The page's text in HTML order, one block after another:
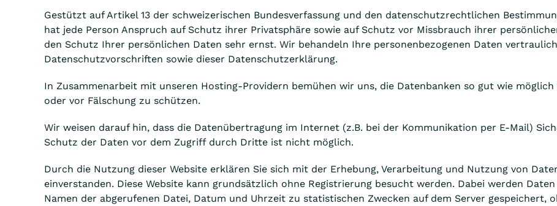
Gestützt auf Artikel 13 der schweizerischen Bundesverfassung und den datenschutzrechtlichen
hat jede Person Anspruch auf Schutz ihrer Privatsphäre sowie auf Schutz vor Missbrauch ihrer
den Schutz Ihrer persönlichen Daten sehr ernst. Wir behandeln Ihre personenbezogenen Daten
Datenschutzvorschriften sowie dieser Datenschutzerklärung.
In Zusammenarbeit mit unseren Hosting-Providern bemühen wir uns, die Datenbanken so gut wie
oder vor Fälschung zu schützen.
Wir weisen darauf hin, dass die Datenübertragung im Internet (z.B. bei der Kommunikation per E-Mail)
Schutz der Daten vor dem Zugriff durch Dritte ist nicht möglich.
Durch die Nutzung dieser Website erklären Sie sich mit der Erhebung, Verarbeitung und Nutzung von
einverstanden. Diese Website kann grundsätzlich ohne Registrierung besucht werden. Dabei werden
Namen der abgerufenen Datei, Datum und Uhrzeit zu statistischen Zwecken auf dem Server gespeichert,